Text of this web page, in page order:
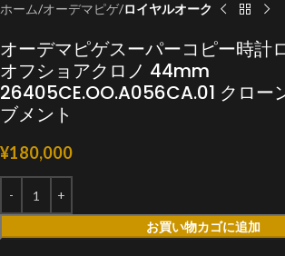
ホーム オーデマピゲ ロイヤルオーク
オーデマピゲスーパーコピー時計
オフショアクロノ 44mm
26405CE.OO.A056CA.01 クロー
ブメント
¥180,000
お買い物カゴに追加